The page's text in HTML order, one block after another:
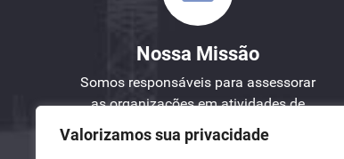
Valorizamos sua privacidade
Nossa Missão
Somos responsáveis para assessorar
as organizações em atividades de
Engenharia, Planejamento e Gestão
de Projetos.